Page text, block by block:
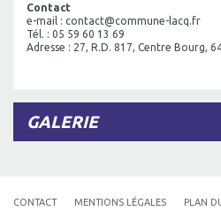
Contact
e-mail : contact@commune-lacq.fr
Tél. : 05 59 60 13 69
Adresse : 27, R.D. 817, Centre Bourg,
GALERIE
CONTACT MENTIONS LÉGALES PLAN